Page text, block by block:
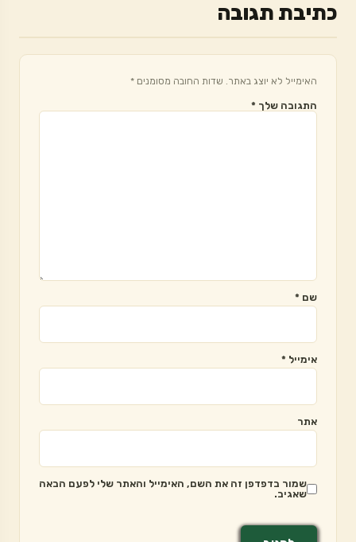
כתיבת תגובה
האימייל לא יוצג באתר. שדות החובה מסומנים *
התגובה שלך *
שם *
אימייל *
אתר
שמור בדפדפן זה את השם, האימייל והאתר שלי לפעם הבאה
שאגיב.